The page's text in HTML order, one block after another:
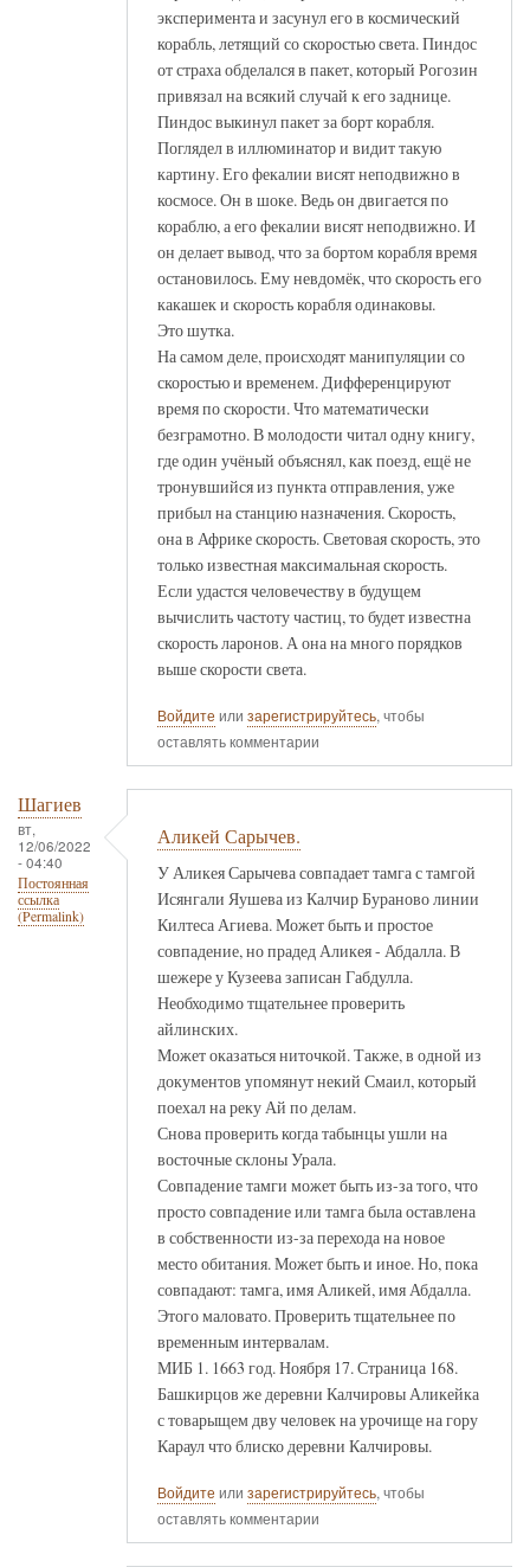
эксперимента и засунул его в космический
корабль, летящий со скоростью света. Пиндос
от страха обделался в пакет, который Рогозин
привязал на всякий случай к его заднице.
Пиндос выкинул пакет за борт корабля.
Поглядел в иллюминатор и видит такую
картину. Его фекалии висят неподвижно в
космосе. Он в шоке. Ведь он двигается по
кораблю, а его фекалии висят неподвижно. И
он делает вывод, что за бортом корабля время
остановилось. Ему невдомёк, что скорость его
какашек и скорость корабля одинаковы.
Это шутка.
На самом деле, происходят манипуляции со
скоростью и временем. Дифференцируют
время по скорости. Что математически
безграмотно. В молодости читал одну книгу,
где один учёный объяснял, как поезд, ещё не
тронувшийся из пункта отправления, уже
прибыл на станцию назначения. Скорость,
она в Африке скорость. Световая скорость, это
только известная максимальная скорость.
Если удастся человечеству в будущем
вычислить частоту частиц, то будет известна
скорость ларонов. А она на много порядков
выше скорости света.
Войдите или зарегистрируйтесь, чтобы
оставлять комментарии
Шагиев
вт,
12/06/2022
- 04:40
Постоянная
ссылка
(Permalink)
Аликей Сарычев.
У Аликея Сарычева совпадает тамга с тамгой
Исянгали Яушева из Калчир Бураново линии
Килтеса Агиева. Может быть и простое
совпадение, но прадед Аликея - Абдалла. В
шежере у Кузеева записан Габдулла.
Необходимо тщательнее проверить
айлинских.
Может оказаться ниточкой. Также, в одной из
документов упомянут некий Смаил, который
поехал на реку Ай по делам.
Снова проверить когда табынцы ушли на
восточные склоны Урала.
Совпадение тамги может быть из-за того, что
просто совпадение или тамга была оставлена
в собственности из-за перехода на новое
место обитания. Может быть и иное. Но, пока
совпадают: тамга, имя Аликей, имя Абдалла.
Этого маловато. Проверить тщательнее по
временным интервалам.
МИБ 1. 1663 год. Ноября 17. Страница 168.
Башкирцов же деревни Калчировы Аликейка
с товарыщем дву человек на урочище на гору
Караул что блиско деревни Калчировы.
Войдите или зарегистрируйтесь, чтобы
оставлять комментарии